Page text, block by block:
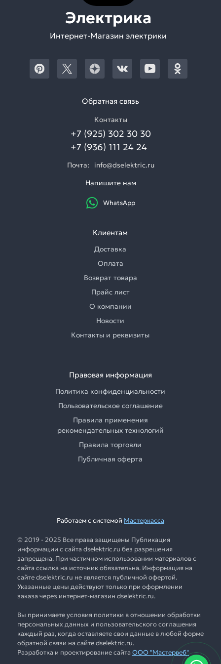
Электрика
Интернет-Магазин электрики
Обратная связь
Контакты
+7 (925) 302 30 30
+7 (936) 111 24 24
Почта:
info@dselektric.ru
Напишите нам
WhatsApp
Клиентам
Доставка
Оплата
Возврат товара
Прайс лист
О компании
Новости
Контакты и реквизиты
Правовая информация
Политика конфиденциальности
Пользовательское соглашение
Правила применения
рекомендательных технологий
Правила торговли
Публичная оферта
Работаем с системой Мастеркасса
© 2019 - 2025 Все права защищены Публикация
информации с сайта dselektric.ru без разрешения
запрещена. При частичном использовании материалов с
сайта ссылка на источник обязательна. Информация на
сайте dselektric.ru не является публичной офертой.
Указанные цены действуют только при оформлении
заказа через интернет-магазин dselektric.ru.
Вы принимаете условия политики в отношении обработки
персональных данных и пользовательского соглашения
каждый раз, когда оставляете свои данные в любой форме
обратной связи на сайте dselektric.ru.
Разработка и проектирование сайта ООО "Мастервеб"